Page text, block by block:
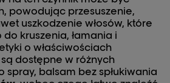
powodując przesuszenie,
uszkodzenie włosów, które
kruszenia, łamania i
o właściwościach
dostępne w różnych
spray, balsam bez spłukiwania